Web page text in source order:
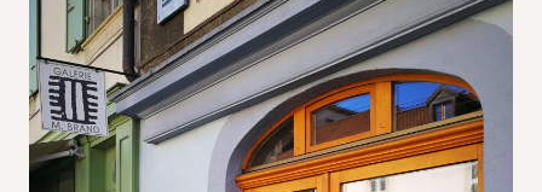
Nécessaire
Ces cookies ne